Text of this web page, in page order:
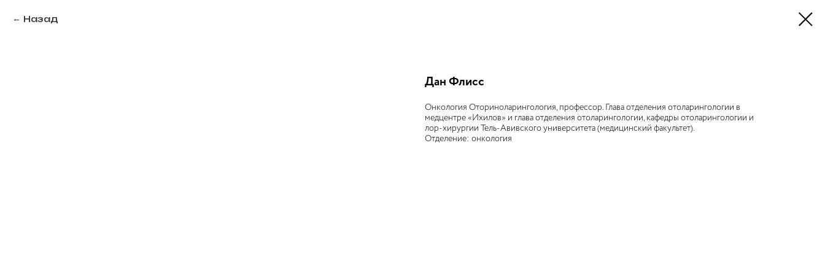
Назад
Дан Флисс
Онкология Оториноларингология, профессор. Глава отделения отоларингологии в
медцентре «Ихилов» и глава отделения отоларингологии, кафедры отоларингологии и
лор-хирургии Тель-Авивского университета (медицинский факультет).
Отделение: онкология